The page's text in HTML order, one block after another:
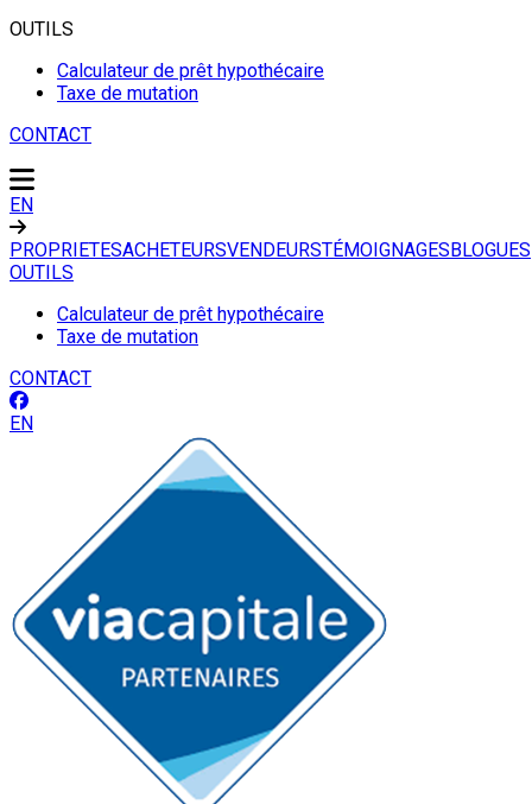
OUTILS
Calculateur de prêt hypothécaire
Taxe de mutation
CONTACT
EN
PROPRIETESACHETEURSVENDEURSTÉMOIGNAGESBLOGUES
OUTILS
Calculateur de prêt hypothécaire
Taxe de mutation
CONTACT
EN